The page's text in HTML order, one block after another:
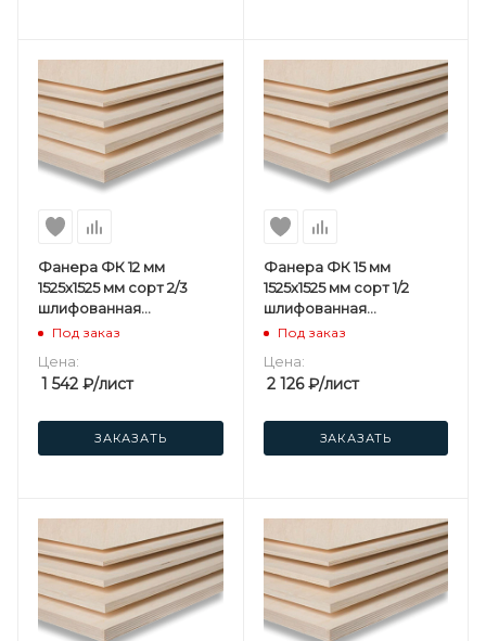
Фанера ФК 12 мм
1525х1525 мм сорт 2/3
шлифованная
березовая
Под заказ
Цена:
1 542 ₽/лист
ЗАКАЗАТЬ
Фанера ФК 15 мм
1525х1525 мм сорт 1/2
шлифованная
березовая
Под заказ
Цена:
2 126₽/лист
ЗАКАЗАТЬ